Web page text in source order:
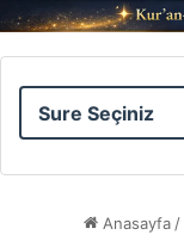
Sure
Ayet
Anasayfa /